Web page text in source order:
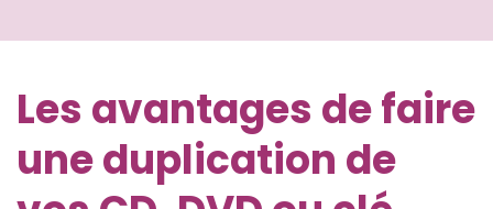
Les avantages de faire
une duplication de